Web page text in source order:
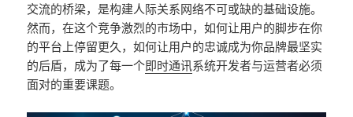
交流的桥梁，是构建人际关系网络不可或缺的基础设施。
然而，在这个竞争激烈的市场中，如何让用户的脚步在你
的平台上停留更久，如何让用户的忠诚成为你品牌最坚实
的后盾，成为了每一个即时通讯系统开发者与运营者必须
面对的重要课题。